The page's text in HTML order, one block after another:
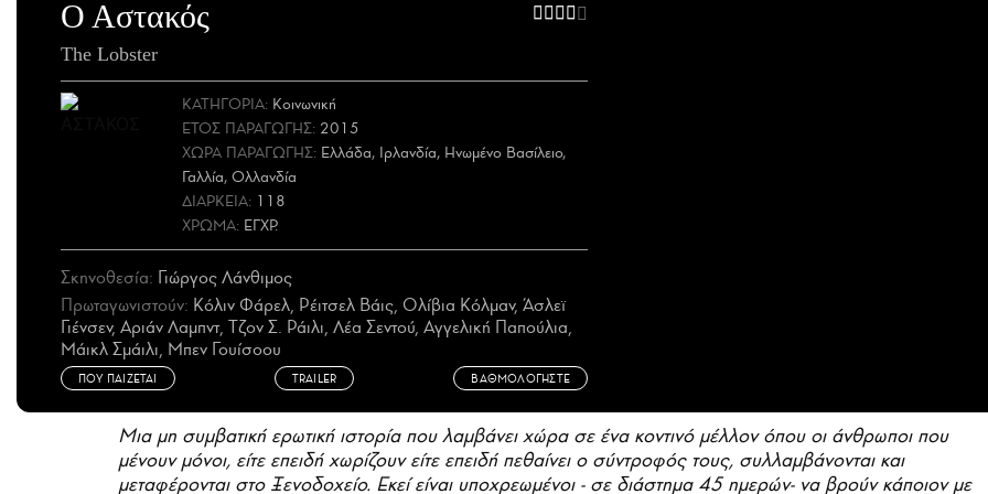
Ο Αστακός
The Lobster
ΚΑΤΗΓΟΡΙΑ: Κοινωνική
ΕΤΟΣ ΠΑΡΑΓΩΓΗΣ: 2015
ΧΩΡΑ ΠΑΡΑΓΩΓΗΣ: Ελλάδα, Ιρλανδία, Ηνωμένο Βασίλειο,
Γαλλία, Ολλανδία
ΔΙΑΡΚΕΙΑ: 118
ΧΡΩΜΑ: ΕΓΧΡ.
Σκηνοθεσία: Γιώργος Λάνθιμος
Πρωταγωνιστούν: Κόλιν Φάρελ, Ρέιτσελ Βάις, Ολίβια Κόλμαν, Άσλεϊ
Γιένσεν, Αριάν Λαμπντ, Τζον Σ. Ράιλι, Λέα Σεντού, Aγγελική Παπούλια,
Μάικλ Σμάιλι, Μπεν Γουίσοου
ΠΟΥ ΠΑΙΖΕΤΑΙ TRAILER ΒΑΘΜΟΛΟΓΗΣΤΕ
Μια μη συμβατική ερωτική ιστορία που λαμβάνει χώρα σε ένα κοντινό μέλλον όπου οι άνθρωποι που
μένουν μόνοι, είτε επειδή χωρίζουν είτε επειδή πεθαίνει ο σύντροφός τους, συλλαμβάνονται και
μεταφέρονται στο Ξενοδοχείο. Εκεί είναι υποχρεωμένοι - σε διάστημα 45 ημερών- να βρούν κάποιον με